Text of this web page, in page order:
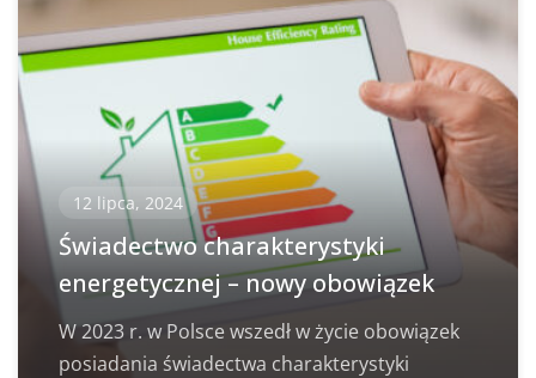
12 lipca, 2024
Świadectwo charakterystyki
energetycznej – nowy obowiązek
W 2023 r. w Polsce wszedł w życie obowiązek
posiadania świadectwa charakterystyki